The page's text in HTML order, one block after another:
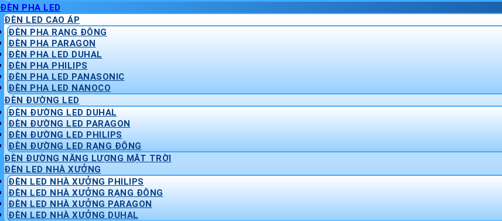
ĐÈN PHA LED
ĐÈN LED CAO ÁP
ĐÈN PHA RẠNG ĐÔNG
ĐÈN PHA PARAGON
ĐÈN PHA LED DUHAL
ĐÈN PHA PHILIPS
ĐÈN PHA LED PANASONIC
ĐÈN PHA LED NANOCO
ĐÈN ĐƯỜNG LED
ĐÈN ĐƯỜNG LED DUHAL
ĐÈN ĐƯỜNG LED PARAGON
ĐÈN ĐƯỜNG LED PHILIPS
ĐÈN ĐƯỜNG LED RẠNG ĐÔNG
ĐÈN ĐƯỜNG NĂNG LƯỢNG MẶT TRỜI
ĐÈN LED NHÀ XƯỞNG
ĐÈN LED NHÀ XƯỞNG PHILIPS
ĐÈN LED NHÀ XƯỞNG RẠNG ĐÔNG
ĐÈN LED NHÀ XƯỞNG PARAGON
ĐÈN LED NHÀ XƯỞNG DUHAL